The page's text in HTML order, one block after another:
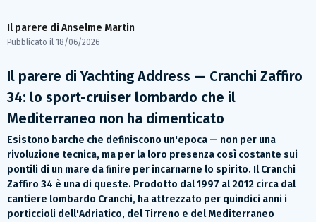
Il parere di Anselme Martin
Pubblicato il 18/06/2026
Il parere di Yachting Address — Cranchi Zaffiro
34: lo sport-cruiser lombardo che il
Mediterraneo non ha dimenticato
Esistono barche che definiscono un'epoca — non per una
rivoluzione tecnica, ma per la loro presenza così costante sui
pontili di un mare da finire per incarnarne lo spirito. Il Cranchi
Zaffiro 34 è una di queste. Prodotto dal 1997 al 2012 circa dal
cantiere lombardo Cranchi, ha attrezzato per quindici anni i
porticcioli dell'Adriatico, del Tirreno e del Mediterraneo